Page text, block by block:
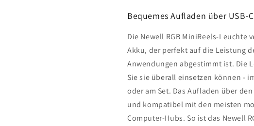
Bequemes Aufladen über USB-
Die Newell RGB MiniReels-
Akku, der perfekt auf die Leistung
Anwendungen abgestimmt ist. Die
Sie sie überall einsetzen können -
oder am Set. Das Aufladen über
und kompatibel mit den meisten
Computer-Hubs. So ist das Newell